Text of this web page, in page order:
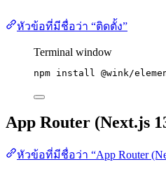
หัวข้อที่มีชื่อว่า “ติดตั้ง”
Terminal window
npm install @wink/
App Router (Next.js
หัวข้อที่มีชื่อว่า “App Router